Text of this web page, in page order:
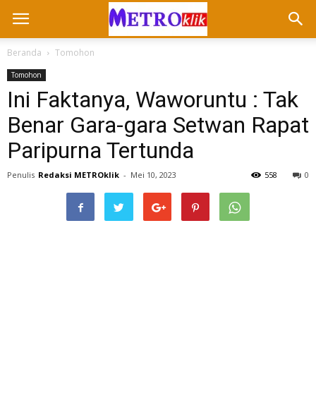
Beranda Tomohon
Tomohon
Ini Faktanya, Waworuntu : Tak
Benar Gara-gara Setwan Rapat
Paripurna Tertunda
Penulis Redaksi METROklik - Mei 10, 2023 0
558